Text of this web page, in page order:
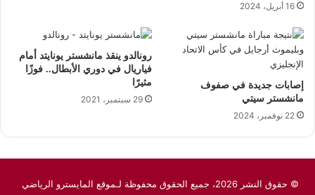
16 أبريل، 2024
إصابات جديدة في صفوف
مانشستر سيتي
22 نوفمبر، 2024
رونالدو ينقذ مانشستر يونايتد أمام
فياريال في دوري الأبطال.. فوزًا
مثيرًا
29 سبتمبر، 2021
© حقوق النشر 2026، جميع الحقوق محفوظة لـموقع المايسترو الرياضي